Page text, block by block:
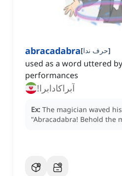
abracadabra[حرف ندا]
used as a word uttered
performances
آبراکادابرا!
Ex: The magician waved
"Abracadabra! Behold the